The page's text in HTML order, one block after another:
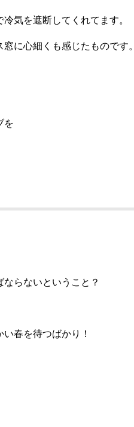
気を遮断してくれてます。
に心細くも感じたものです。
を
らないということ？
春を待つばかり！